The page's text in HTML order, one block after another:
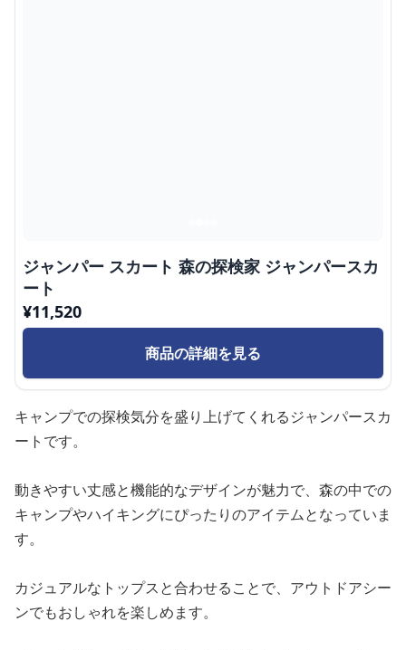
ジャンパー スカート 森の探検家 ジャンパースカ
ート
¥11,520
商品の詳細を見る
キャンプでの探検気分を盛り上げてくれるジャンパースカ
ートです。
動きやすい丈感と機能的なデザインが魅力で、森の中での
キャンプやハイキングにぴったりのアイテムとなっていま
す。
カジュアルなトップスと合わせることで、アウトドアシー
ンでもおしゃれを楽しめます。